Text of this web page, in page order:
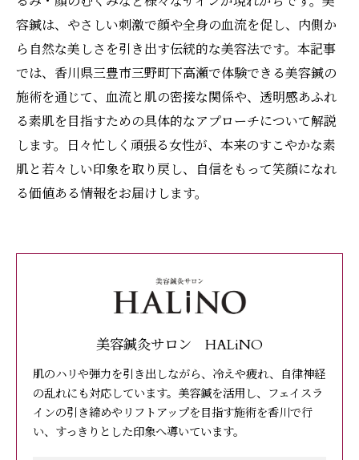
容鍼は、やさしい刺激で顔や全身の血流を促し、内側か
ら自然な美しさを引き出す伝統的な美容法です。本記事
では、香川県三豊市三野町下高瀬で体験できる美容鍼の
施術を通じて、血流と肌の密接な関係や、透明感あふれ
る素肌を目指すための具体的なアプローチについて解説
します。日々忙しく頑張る女性が、本来のすこやかな素
肌と若々しい印象を取り戻し、自信をもって笑顔になれ
る価値ある情報をお届けします。
美容鍼灸サロン HALiNO
肌のハリや弾力を引き出しながら、冷えや疲れ、自律神経
の乱れにも対応しています。美容鍼を活用し、フェイスラ
インの引き締めやリフトアップを目指す施術を香川で行
い、すっきりとした印象へ導いています。